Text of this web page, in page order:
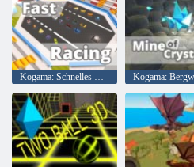
Kogama: Schnelles Rennen